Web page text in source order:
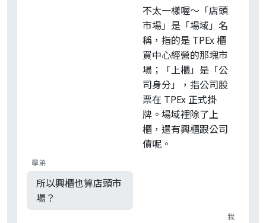
不太一樣喔～「店頭
市場」是「場域」名
稱，指的是 TPEx 櫃
買中心經營的那塊市
場；「上櫃」是「公
司身分」，指公司股
票在 TPEx 正式掛
牌。場域裡除了上
櫃，還有興櫃跟公司
債呢。
學弟
所以興櫃也算店頭市
場？
我